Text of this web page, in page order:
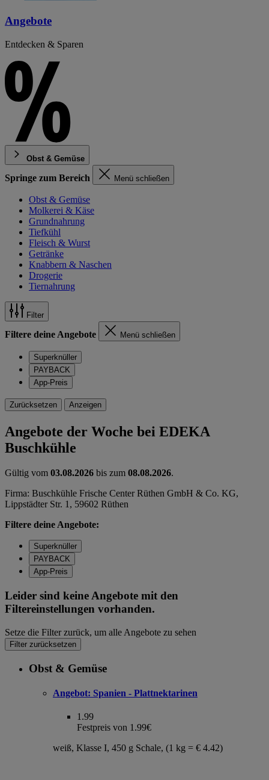
Angebote
Entdecken & Sparen
Obst & Gemüse
Springe zum Bereich Menü schließen
Obst & Gemüse
Molkerei & Käse
Grundnahrung
Tiefkühl
Fleisch & Wurst
Getränke
Knabbern & Naschen
Drogerie
Tiernahrung
Filter
Filtere deine Angebote Menü schließen
Superknüller
PAYBACK
App-Preis
Zurücksetzen Anzeigen
Angebote der Woche bei EDEKA
Buschkühle
Gültig vom 03.08.2026 bis zum 08.08.2026.
Firma: Buschkühle Frische Center Rüthen GmbH & Co. KG,
Lippstädter Str. 1, 59602 Rüthen
Filtere deine Angebote:
Superknüller
PAYBACK
App-Preis
Leider sind keine Angebote mit den
Filtereinstellungen vorhanden.
Setze die Filter zurück, um alle Angebote zu sehen
Filter zurücksetzen
Obst & Gemüse
Angebot: Spanien - Plattnektarinen
1.99
Festpreis von 1.99€
weiß, Klasse I, 450 g Schale, (1 kg = € 4.42)